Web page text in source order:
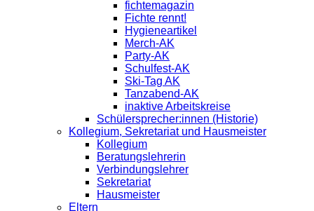
fichtemagazin
Fichte rennt!
Hygieneartikel
Merch-AK
Party-AK
Schulfest-AK
Ski-Tag AK
Tanzabend-AK
inaktive Arbeitskreise
Schülersprecher:innen (Historie)
Kollegium, Sekretariat und Hausmeister
Kollegium
Beratungslehrerin
Verbindungslehrer
Sekretariat
Hausmeister
Eltern